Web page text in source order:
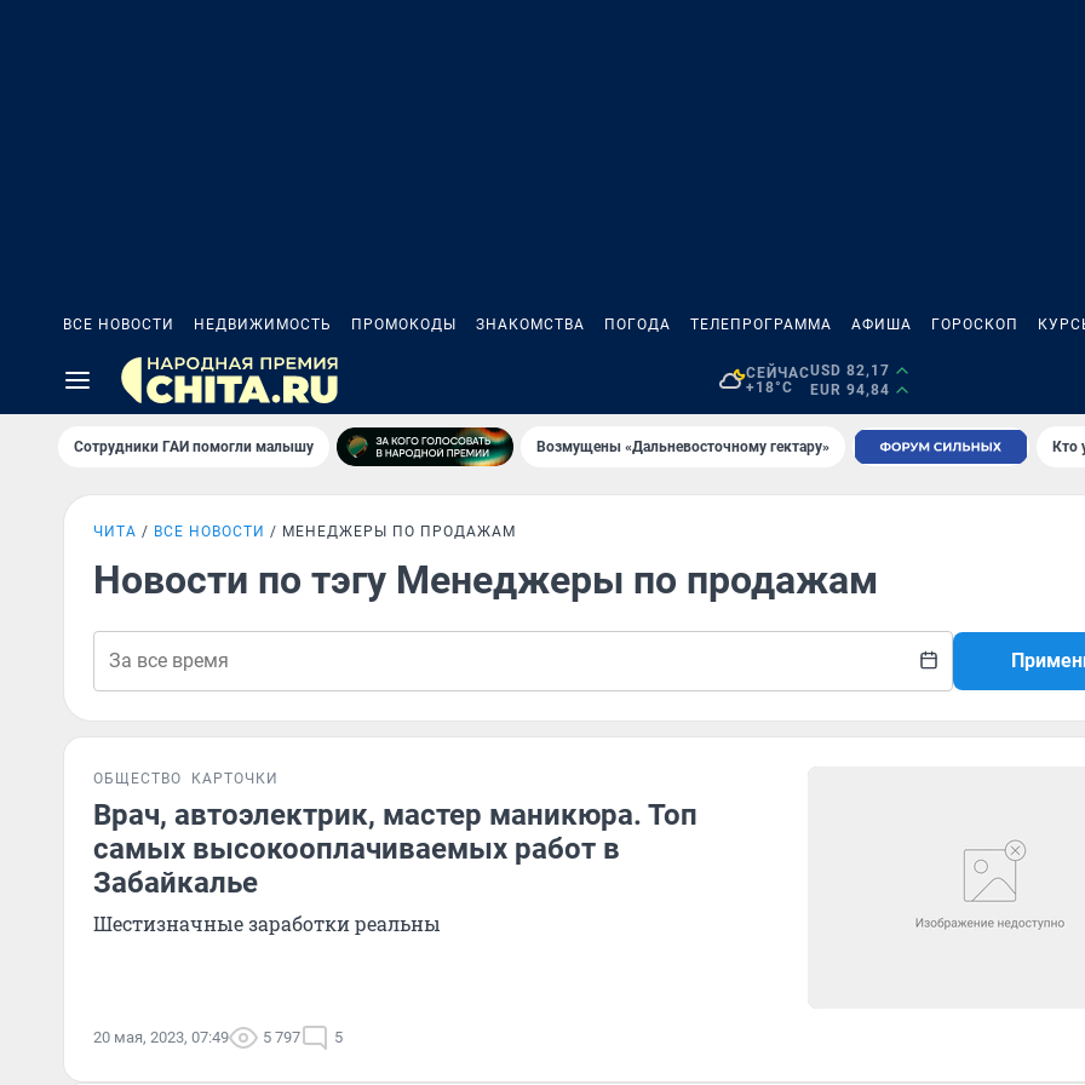
ВСЕ НОВОСТИ НЕДВИЖИМОСТЬ ПРОМОКОДЫ ЗНАКОМСТВА ПОГОДА ТЕЛЕПРОГРАММА АФИША ГОРОСКОП
СЕЙЧАС
+18°C
USD 82,17
EUR 94,84
Сотрудники ГАИ помогли малышу Возмущены «Дальневосточному гектару» Кто
ЧИТА ВСЕ НОВОСТИ МЕНЕДЖЕРЫ ПО ПРОДАЖАМ
Новости по тэгу Менеджеры по продажам
ОБЩЕСТВО КАРТОЧКИ
Врач, автоэлектрик, мастер маникюра. Топ
самых высокооплачиваемых работ в
Забайкалье
Шестизначные заработки реальны
20 мая, 2023, 07:49 5 797 5